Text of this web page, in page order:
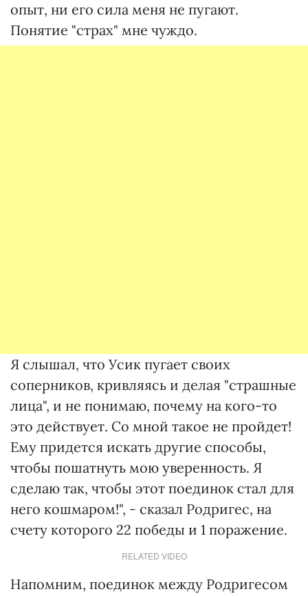
опыт, ни его сила меня не пугают.
Понятие "страх" мне чуждо.
Я слышал, что Усик пугает своих
соперников, кривляясь и делая "страшные
лица", и не понимаю, почему на кого-то
это действует. Со мной такое не пройдет!
Ему придется искать другие способы,
чтобы пошатнуть мою уверенность. Я
сделаю так, чтобы этот поединок стал для
него кошмаром!", - сказал Родригес, на
счету которого 22 победы и 1 поражение.
RELATED VIDEO
Напомним, поединок между Родригесом